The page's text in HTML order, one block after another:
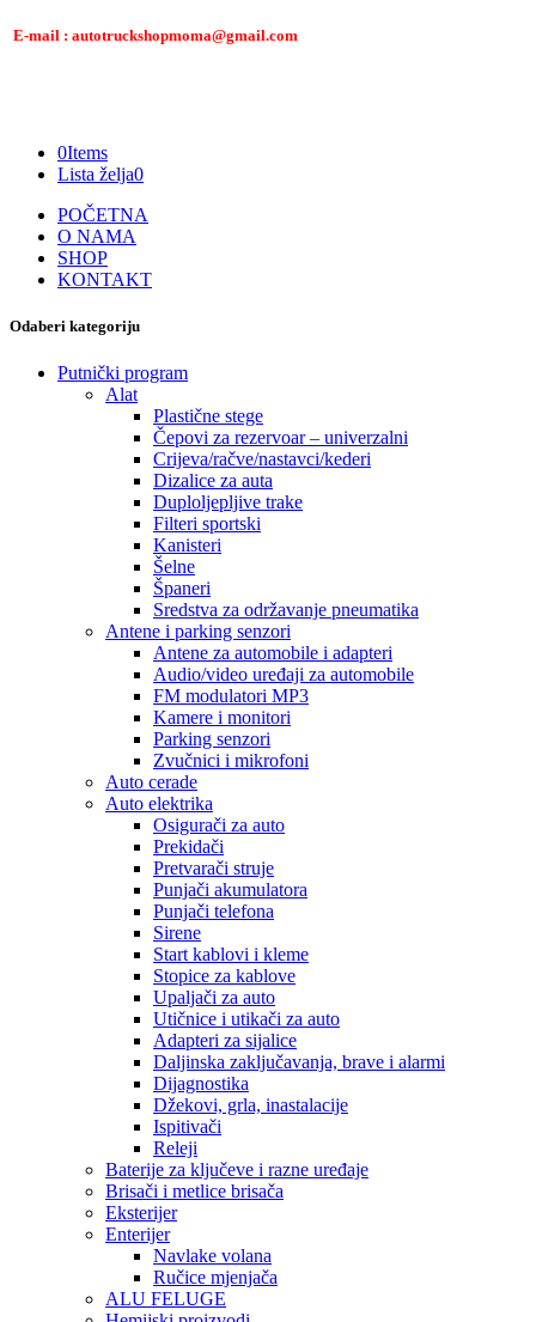
E-mail : autotruckshopmoma@gmail.com
0Items
Lista želja0
POČETNA
O NAMA
SHOP
KONTAKT
Odaberi kategoriju
Putnički program
Alat
Plastične stege
Čepovi za rezervoar – univerzalni
Crijeva/račve/nastavci/kederi
Dizalice za auta
Duploljepljive trake
Filteri sportski
Kanisteri
Šelne
Španeri
Sredstva za održavanje pneumatika
Antene i parking senzori
Antene za automobile i adapteri
Audio/video uređaji za automobile
FM modulatori MP3
Kamere i monitori
Parking senzori
Zvučnici i mikrofoni
Auto cerade
Auto elektrika
Osigurači za auto
Prekidači
Pretvarači struje
Punjači akumulatora
Punjači telefona
Sirene
Start kablovi i kleme
Stopice za kablove
Upaljači za auto
Utičnice i utikači za auto
Adapteri za sijalice
Daljinska zaključavanja, brave i alarmi
Dijagnostika
Džekovi, grla, inastalacije
Ispitivači
Releji
Baterije za ključeve i razne uređaje
Brisači i metlice brisača
Eksterijer
Enterijer
Navlake volana
Ručice mjenjača
ALU FELUGE